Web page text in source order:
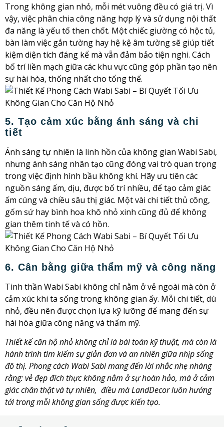
Trong không gian nhỏ, mỗi mét vuông đều có giá trị. Vì
vậy, việc phân chia công năng hợp lý và sử dụng nội thất
đa năng là yếu tố then chốt. Một chiếc giường có hộc tủ,
bàn làm việc gắn tường hay hệ kệ âm tường sẽ giúp tiết
kiệm diện tích đáng kể mà vẫn đảm bảo tiện nghi. Cách
bố trí liền mạch giữa các khu vực cũng góp phần tạo nên
sự hài hòa, thống nhất cho tổng thể.
5. Tạo cảm xúc bằng ánh sáng và chi
tiết
Ánh sáng tự nhiên là linh hồn của không gian Wabi Sabi,
nhưng ánh sáng nhân tạo cũng đóng vai trò quan trọng
trong việc định hình bầu không khí. Hãy ưu tiên các
nguồn sáng ấm, dịu, được bố trí nhiều, để tạo cảm giác
ấm cúng và chiều sâu thị giác. Một vài chi tiết thủ công,
gốm sứ hay bình hoa khô nhỏ xinh cũng đủ để không
gian thêm tinh tế và có hồn.
6. Cân bằng giữa thẩm mỹ và công năng
Tinh thần Wabi Sabi không chỉ nằm ở vẻ ngoài mà còn ở
cảm xúc khi ta sống trong không gian ấy. Mỗi chi tiết, dù
nhỏ, đều nên được chọn lựa kỹ lưỡng để mang đến sự
hài hòa giữa công năng và thẩm mỹ.
Thiết kế căn hộ nhỏ không chỉ là bài toán kỹ thuật, mà còn là
hành trình tìm kiếm sự giản đơn và an nhiên giữa nhịp sống
đô thị. Phong cách Wabi Sabi mang đến lời nhắc nhẹ nhàng
rằng: vẻ đẹp đích thực không nằm ở sự hoàn hảo, mà ở cảm
giác chân thật và tự nhiên, điều mà LandDecor luôn hướng
tới trong mỗi không gian sống được kiến tạo.